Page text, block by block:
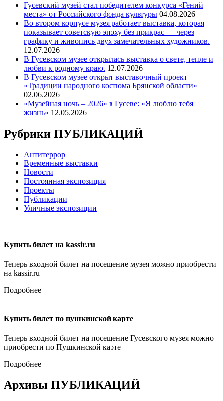
Гусевский музей стал победителем конкурса «Гений
места» от Российского фонда культуры 04.08.2026
Во втором корпусе музея работает выставка, которая
показывает советскую эпоху без прикрас — через
графику и живопись двух замечательных художников.
12.07.2026
В Гусевском музее открылась выставка о свете, тепле и
любви к родному краю. 12.07.2026
В Гусевском музее открыт выставочный проект
«Традиции народного костюма Брянской области»
02.06.2026
«Музейная ночь – 2026» в Гусеве: «Я люблю тебя
жизнь» 12.05.2026
Рубрики ПУБЛИКАЦИЙ
Антитеррор
Временные выставки
Новости
Постоянная экспозиция
Проекты
Публикации
Уличные экспозиции
Купить билет на kassir.ru
Теперь входной билет на посещение музея можно приобрести
на kassir.ru
Подробнее
Купить билет по пушкинской карте
Теперь входной билет на посещение Гусевского музея можно
приобрести по Пушкинской карте
Подробнее
Архивы ПУБЛИКАЦИЙ